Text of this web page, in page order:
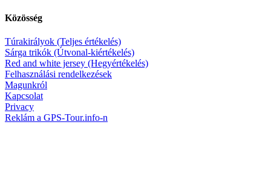
Közösség
Túrakirályok (Teljes értékelés)
Sárga trikók (Útvonal-kiértékelés)
Red and white jersey (Hegyértékelés)
Felhasználási rendelkezések
Magunkról
Kapcsolat
Privacy
Reklám a GPS-Tour.info-n